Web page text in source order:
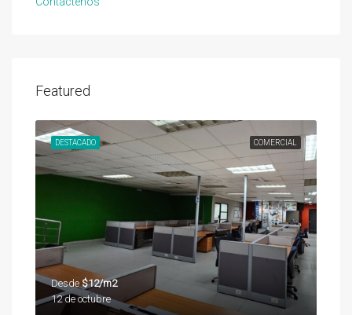
Featured
COMERCIAL
DESTACADO
Desde$12/m2
12 de octubre